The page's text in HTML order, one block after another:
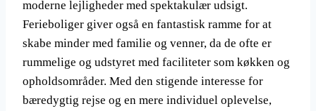
moderne lejligheder med spektakulær udsigt.
Ferieboliger giver også en fantastisk ramme for at
skabe minder med familie og venner, da de ofte er
rummelige og udstyret med faciliteter som køkken og
opholdsområder. Med den stigende interesse for
bæredygtig rejse og en mere individuel oplevelse,